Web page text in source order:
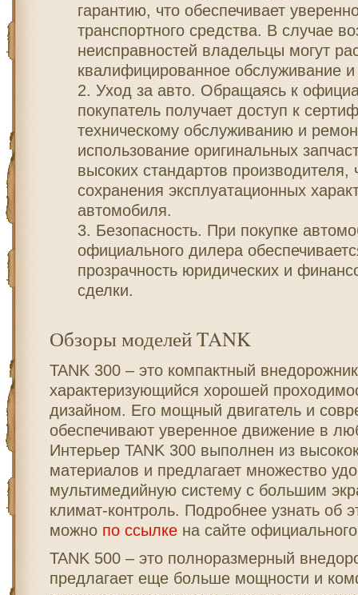
гарантию, что обеспечивает
транспортного средства. В случае
неисправностей владельцы могут
квалифицированное обслуживание
Уход за авто. Обращаясь к
покупатель получает доступ к
техническому обслуживанию и
использование оригинальных
высоких стандартов производителя,
сохранения эксплуатационных
автомобиля.
Безопасность. При покупке
официального дилера
прозрачность юридических и
сделки.
Обзоры моделей TANK
TANK 300 – это компактный
характеризующийся хорошей
дизайном. Его мощный двигатель и
обеспечивают уверенное движение в
Интерьер TANK 300 выполнен из
материалов и предлагает множество
мультимедийную систему с большим
климат-контроль. Подробнее узнать об
можно по ссылкена сайте
TANK 500 – это полноразмерный
предлагает еще больше мощности и